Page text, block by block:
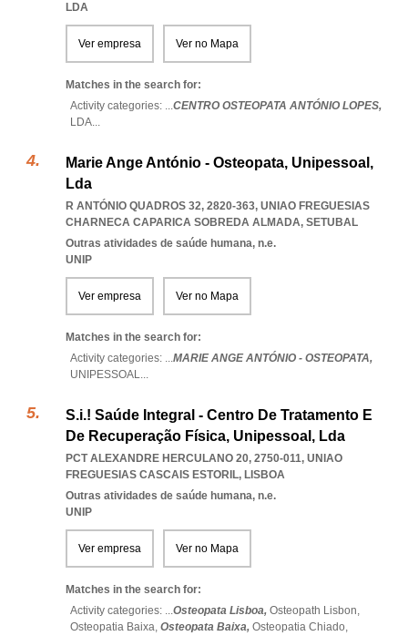
LDA
Ver empresa Ver no Mapa
Matches in the search for:
Activity categories: ...CENTRO OSTEOPATA ANTÓNIO LOPES,
LDA...
Marie Ange António - Osteopata, Unipessoal,
Lda
R ANTÓNIO QUADROS 32, 2820-363, UNIAO FREGUESIAS
CHARNECA CAPARICA SOBREDA ALMADA, SETUBAL
Outras atividades de saúde humana, n.e.
UNIP
Ver empresa Ver no Mapa
Matches in the search for:
Activity categories: ...MARIE ANGE ANTÓNIO - OSTEOPATA,
UNIPESSOAL...
S.i.! Saúde Integral - Centro De Tratamento E
De Recuperação Física, Unipessoal, Lda
PCT ALEXANDRE HERCULANO 20, 2750-011, UNIAO
FREGUESIAS CASCAIS ESTORIL, LISBOA
Outras atividades de saúde humana, n.e.
UNIP
Ver empresa Ver no Mapa
Matches in the search for:
Activity categories: ...Osteopata Lisboa, Osteopath Lisbon,
Osteopatia Baixa, Osteopata Baixa, Osteopatia Chiado,